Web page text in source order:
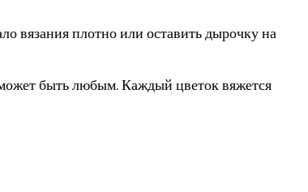
вязания плотно или оставить дырочку на
быть любым. Каждый цветок вяжется